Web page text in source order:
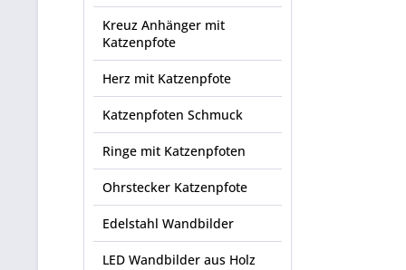
Kreuz Anhänger mit
Katzenpfote
Herz mit Katzenpfote
Katzenpfoten Schmuck
Ringe mit Katzenpfoten
Ohrstecker Katzenpfote
Edelstahl Wandbilder
LED Wandbilder aus Holz